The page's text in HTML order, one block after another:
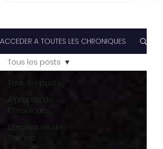
ACCEDER A TOUTES LES CHRONIQUES
Tous les posts
A propos de
Chroniques
Chroniques de
Théâtre
Tous les posts